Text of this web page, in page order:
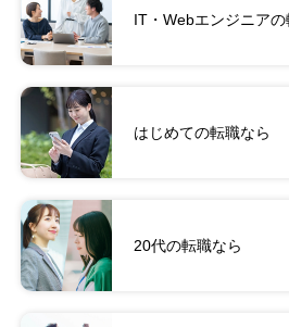
IT・Webエンジニアの
はじめての転職なら
20代の転職なら